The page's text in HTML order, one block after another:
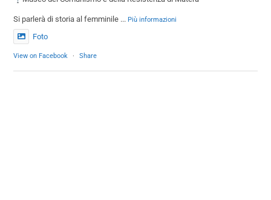
Si parlerà di storia al femminile ... Più informazioni
Foto
View on Facebook · Share